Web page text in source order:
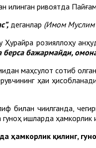
қилинган ривоятда
деганлар (Имом Муслим
розияллоҳу
берса бажармайди,
маҳсулот сотиб
ҳаққи
билан чиқилганда,
ишларда ҳамкорлик
ҳамкорлик қилинг,